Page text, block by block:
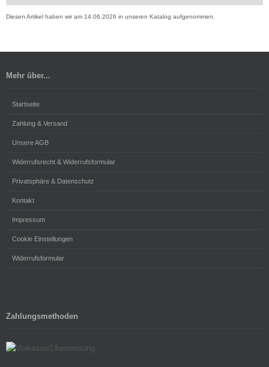
Diesen Artikel haben wir am 14.06.2026 in unseren Katalog aufgenommen.
Mehr über...
Startseite
Zahlung & Versand
Unsere AGB
Widerrufsrecht & Widerrufsformular
Privatsphäre & Datenschutz
Kontakt
Impressum
Cookie Einstellungen
Widerrufsformular
Zahlungsmethoden